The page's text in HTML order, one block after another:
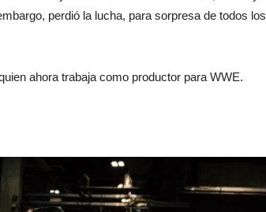
perdió la lucha, para sorpresa de todos los
ahora trabaja como productor para WWE.